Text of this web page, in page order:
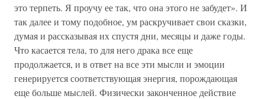
это терпеть. Я проучу ее так, что она этого не забудет». И
так далее и тому подобное, ум раскручивает свои сказки,
думая и рассказывая их спустя дни, месяцы и даже годы.
Что касается тела, то для него драка все еще
продолжается, и в ответ на все эти мысли и эмоции
генерируется соответствующая энергия, порождающая
еще больше мыслей. Физически законченное действие